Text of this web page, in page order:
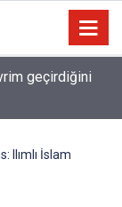
geçirdiğini
Ilımlı İslam